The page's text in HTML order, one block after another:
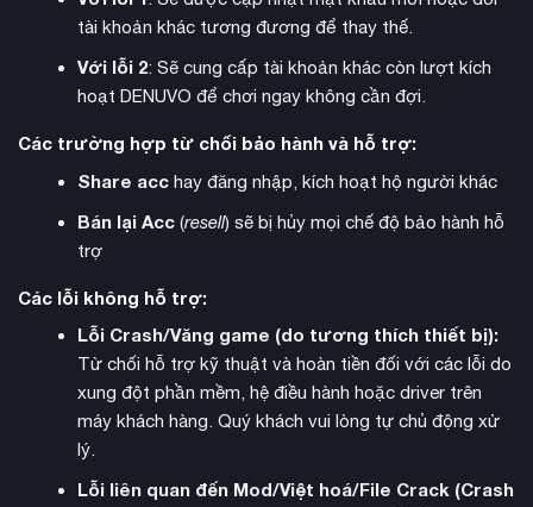
đất đa dạng, vận hành hoàn toàn bằng năng lượng tự
nhiên.
Xây dựng căn cứ: Tùy chỉnh xe cắm trại với hệ thống
module, thay đổi màu sơn và bày trí đồ nội thất phong
Nông trại di động:
Hỗ trợ đồng đội:Trải nghiệm trọn vẹn cả khi chơi đơn
hoặc kết nối trực tuyến cùng nhóm bạn bè.
Tại sao nên chọn Tài khoản Steam Offline tại
KAMIKEY?
tài khoản khác tương đương để thay thế.
Với lỗi 2: Sẽ cung cấp tài khoản khác còn lượt kích
hoạt DENUVO để chơi ngay không cần đợi.
Các trường hợp từ chối bảo hành và hỗ trợ:
Share acchay đăng nhập, kích hoạt hộ người khác
Bán lại Acc(resell) sẽ bị hủy mọi chế độ bảo hành hỗ
trợ
Các lỗi không hỗ trợ:
Lỗi Crash/Văng game (do tương thích thiết bị):
Từ chối hỗ trợ kỹ thuật và hoàn tiền đối với các lỗi do
xung đột phần mềm, hệ điều hành hoặc driver trên
máy khách hàng. Quý khách vui lòng tự chủ động xử
lý.
Lỗi liên quan đến Mod/Việt hoá/File Crack (Crash